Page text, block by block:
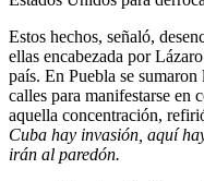
Estos hechos, señaló,
ellas encabezada por
país. En Puebla se
calles para manifestarse en
aquella concentración,
Cuba hay invasión, aquí
irán al paredón.